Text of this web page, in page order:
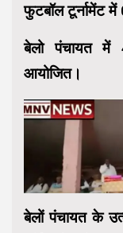
फुटबॉल टूर्नामेंट में
बेलो पंचायत में
आयोजित।
बेलों पंचायत के